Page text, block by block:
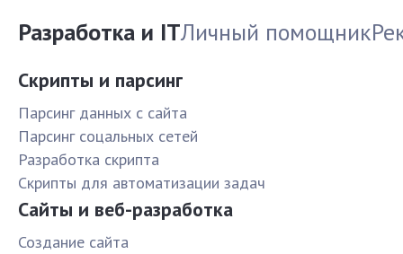
Разработка и ITЛичный помощник
Скрипты и парсинг
Парсинг данных с сайта
Парсинг соцальных сетей
Разработка скрипта
Скрипты для автоматизации задач
Сайты и веб-разработка
Создание сайта